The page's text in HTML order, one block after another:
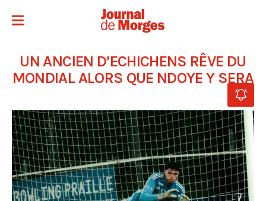
UN ANCIEN D’ECHICHENS RÊVE DU
MONDIAL ALORS QUE NDOYE Y SERA